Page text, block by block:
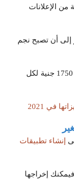
الإعلانات
إلى أن تصبح نجم
فقد يبلغ متوسط مدفوعات اليوتيوب استرليني 1750 جنية لكل
في 2021
إنشاء تطبيقات
إخراجها